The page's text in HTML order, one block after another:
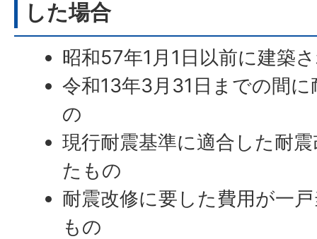
した場合
昭和57年1月1日以前に建築
令和13年3月31日までの間
の
現行耐震基準に適合した耐
たもの
耐震改修に要した費用が一
もの